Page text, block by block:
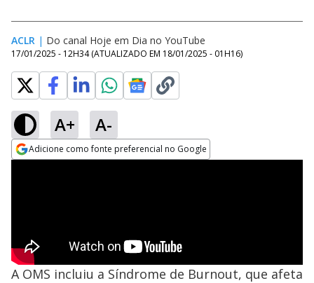
ACLR | Do canal Hoje em Dia no YouTube
17/01/2025 - 12H34 (ATUALIZADO EM 18/01/2025 - 01H16)
A+ A-
Adicione como fonte preferencial no Google
A OMS incluiu a Síndrome de Burnout, que afeta